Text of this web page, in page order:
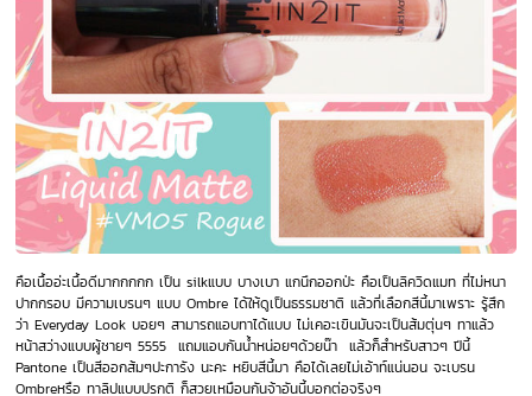
คือเนื้ออ่ะเนื้อดีมากกกกก เป็น silkแบบ บางเบา แกนึกออกป่ะ คือเป็นลิควิดแมท ที่ไม่หนา
ปากกรอบ มีความเบรนๆ แบบ Ombre ได้ให้ดูเป็นธรรมชาติ แล้วที่เลือกสีนี้มาเพราะ รู้สึก
ว่า Everyday Look บอยๆ สามารถแอบทาได้แบบ ไม่เคอะเขินมันจะเป็นส้มตุ่นๆ ทาแล้ว
หน้าสว่างแบบผู้ชายๆ 5555 แถมแอบกันน้ำหน่อยๆด้วยน๊า แล้วก็สำหรับสาวๆ ปีนี้
Pantone เป็นสีออกส้มๆปะการัง นะคะ หยิบสีนี้มา คือได้เลยไม่เอ้าท์แน่นอน จะเบรน
Ombreหรือ ทาลิปแบบปรกติ ก็สวยเหมือนกันจ้าอันนี้บอกต่อจริงๆ